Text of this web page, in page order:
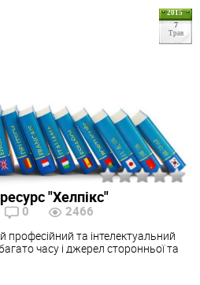
2015
7
Трав
"Хелпікс"
0 2466
професійний та інтелектуальний
часу і джерел сторонньої та